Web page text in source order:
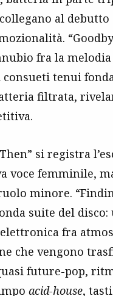
al debutto
fra la melodia
tenui
filtrata,
si registra
voce femminile,
minore.
suite del disco:
fra
che vengono
future-pop,
acid-house,